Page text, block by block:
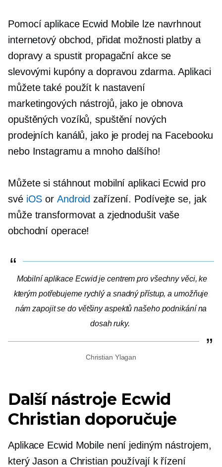
Pomocí aplikace Ecwid Mobile lze navrhnout
internetový obchod, přidat možnosti platby a
dopravy a spustit propagační akce se
slevovými kupóny a dopravou zdarma. Aplikaci
můžete také použít k nastavení
marketingových nástrojů, jako je obnova
opuštěných vozíků, spuštění nových
prodejních kanálů, jako je prodej na Facebooku
nebo Instagramu a mnoho dalšího!
Můžete si stáhnout mobilní aplikaci Ecwid pro
své iOS or Android zařízení. Podívejte se, jak
může transformovat a zjednodušit vaše
obchodní operace!
Mobilní aplikace Ecwid je centrem pro všechny věci, ke
kterým potřebujeme rychlý a snadný přístup, a umožňuje
nám zapojit se do většiny aspektů našeho podnikání na
dosah ruky.
Christian Ylagan
Další nástroje Ecwid
Christian doporučuje
Aplikace Ecwid Mobile není jediným nástrojem,
který Jason a Christian používají k řízení